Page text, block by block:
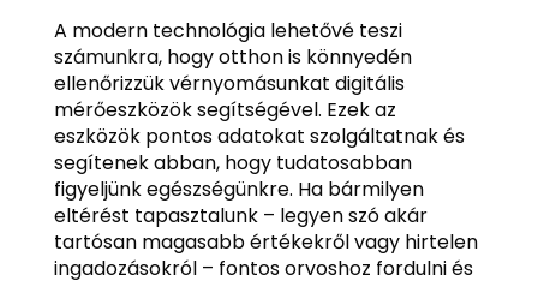
A modern technológia lehetővé teszi
számunkra, hogy otthon is könnyedén
ellenőrizzük vérnyomásunkat digitális
mérőeszközök segítségével. Ezek az
eszközök pontos adatokat szolgáltatnak és
segítenek abban, hogy tudatosabban
figyeljünk egészségünkre. Ha bármilyen
eltérést tapasztalunk – legyen szó akár
tartósan magasabb értékekről vagy hirtelen
ingadozásokról – fontos orvoshoz fordulni és